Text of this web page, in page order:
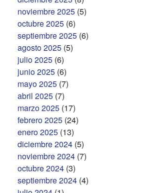
noviembre 2025 (5)
octubre 2025 (6)
septiembre 2025 (6)
agosto 2025 (5)
julio 2025 (6)
junio 2025 (6)
mayo 2025 (7)
abril 2025 (7)
marzo 2025 (17)
febrero 2025 (24)
enero 2025 (13)
diciembre 2024 (5)
noviembre 2024 (7)
octubre 2024 (3)
septiembre 2024 (4)